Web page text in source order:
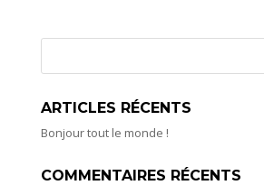
ARTICLES RÉCENTS
Bonjour tout le monde !
COMMENTAIRES RÉCENTS